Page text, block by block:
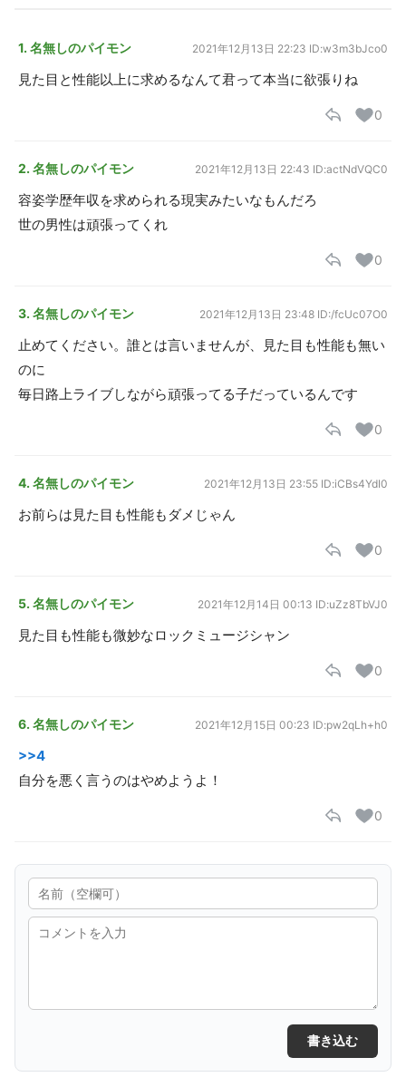
1. 名無しのパイモン 2021年12月13日 22:23 ID:w3m3bJco0
見た目と性能以上に求めるなんて君って本当に欲張りね
0
2. 名無しのパイモン 2021年12月13日 22:43 ID:actNdVQC0
容姿学歴年収を求められる現実みたいなもんだろ
世の男性は頑張ってくれ
0
3. 名無しのパイモン 2021年12月13日 23:48 ID:/fcUc07O0
止めてください。誰とは言いませんが、見た目も性能も無い
のに
毎日路上ライブしながら頑張ってる子だっているんです
0
4. 名無しのパイモン 2021年12月13日 23:55 ID:iCBs4YdI0
お前らは見た目も性能もダメじゃん
0
5. 名無しのパイモン 2021年12月14日 00:13 ID:uZz8TbVJ0
見た目も性能も微妙なロックミュージシャン
0
6. 名無しのパイモン 2021年12月15日 00:23 ID:pw2qLh+h0
>>4
自分を悪く言うのはやめようよ！
0
書き込む